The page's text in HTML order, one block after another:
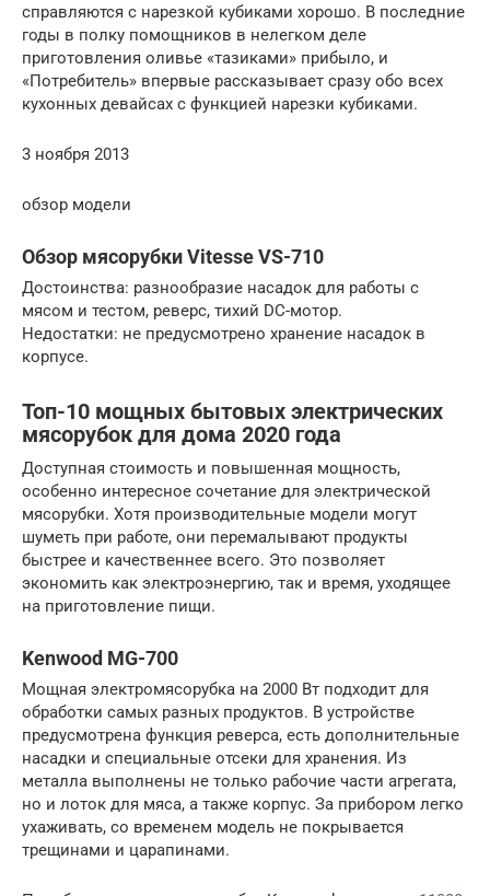
справляются с нарезкой кубиками хорошо. В последние
годы в полку помощников в нелегком деле
приготовления оливье «тазиками» прибыло, и
«Потребитель» впервые рассказывает сразу обо всех
кухонных девайсах с функцией нарезки кубиками.
3 ноября 2013
обзор модели
Обзор мясорубки Vitesse VS-710
Достоинства: разнообразие насадок для работы с
мясом и тестом, реверс, тихий DC-мотор.
Недостатки: не предусмотрено хранение насадок в
корпусе.
Топ-10 мощных бытовых электрических
мясорубок для дома 2020 года
Доступная стоимость и повышенная мощность,
особенно интересное сочетание для электрической
мясорубки. Хотя производительные модели могут
шуметь при работе, они перемалывают продукты
быстрее и качественнее всего. Это позволяет
экономить как электроэнергию, так и время, уходящее
на приготовление пищи.
Kenwood MG-700
Мощная электромясорубка на 2000 Вт подходит для
обработки самых разных продуктов. В устройстве
предусмотрена функция реверса, есть дополнительные
насадки и специальные отсеки для хранения. Из
металла выполнены не только рабочие части агрегата,
но и лоток для мяса, а также корпус. За прибором легко
ухаживать, со временем модель не покрывается
трещинами и царапинами.